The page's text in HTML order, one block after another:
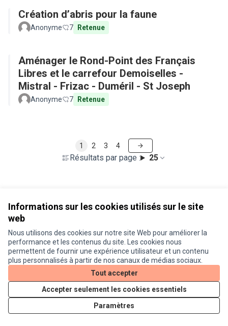
Informations sur les cookies utilisés sur le site
web
Nous utilisons des cookies sur notre site Web pour améliorer la
performance et les contenus du site. Les cookies nous
permettent de fournir une expérience utilisateur et un contenu
plus personnalisés à partir de nos canaux de médias sociaux.
Tout accepter
Accepter seulement les cookies essentiels
Paramètres
Création d’abris pour la faune
Anonyme 7 Retenue
Aménager le Rond-Point des Français
Libres et le carrefour Demoiselles -
Mistral - Frizac - Duméril - St Joseph
Anonyme 7 Retenue
Résultats par page : 25
1 2 3 4
Conditions d'utilisation
Paramètres des cookies
Je participe ! sur X
(Lien externe)
Je participe ! sur Facebook
Je participe ! sur Instagram
Site réalisé grâce aulogiciel libre Decidim .
Licence
(Lien